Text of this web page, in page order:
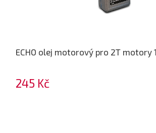
ECHO olej motorový pro 2T motory
245 Kč